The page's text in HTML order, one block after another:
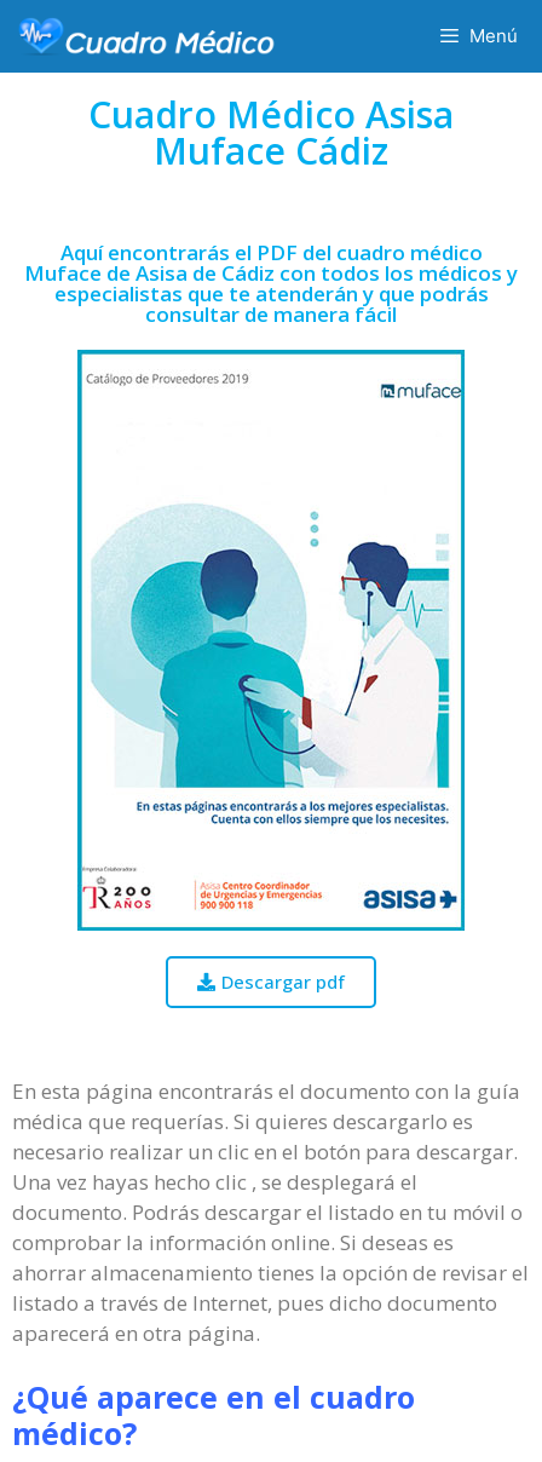
Menú
Cuadro Médico Asisa
Muface Cádiz
Aquí encontrarás el PDF del cuadro médico
Muface de Asisa de Cádiz con todos los médicos y
especialistas que te atenderán y que podrás
consultar de manera fácil
Descargar pdf
En esta página encontrarás el documento con la guía
médica que requerías. Si quieres descargarlo es
necesario realizar un clic en el botón para descargar.
Una vez hayas hecho clic , se desplegará el
documento. Podrás descargar el listado en tu móvil o
comprobar la información online. Si deseas es
ahorrar almacenamiento tienes la opción de revisar el
listado a través de Internet, pues dicho documento
aparecerá en otra página.
¿Qué aparece en el cuadro
médico?